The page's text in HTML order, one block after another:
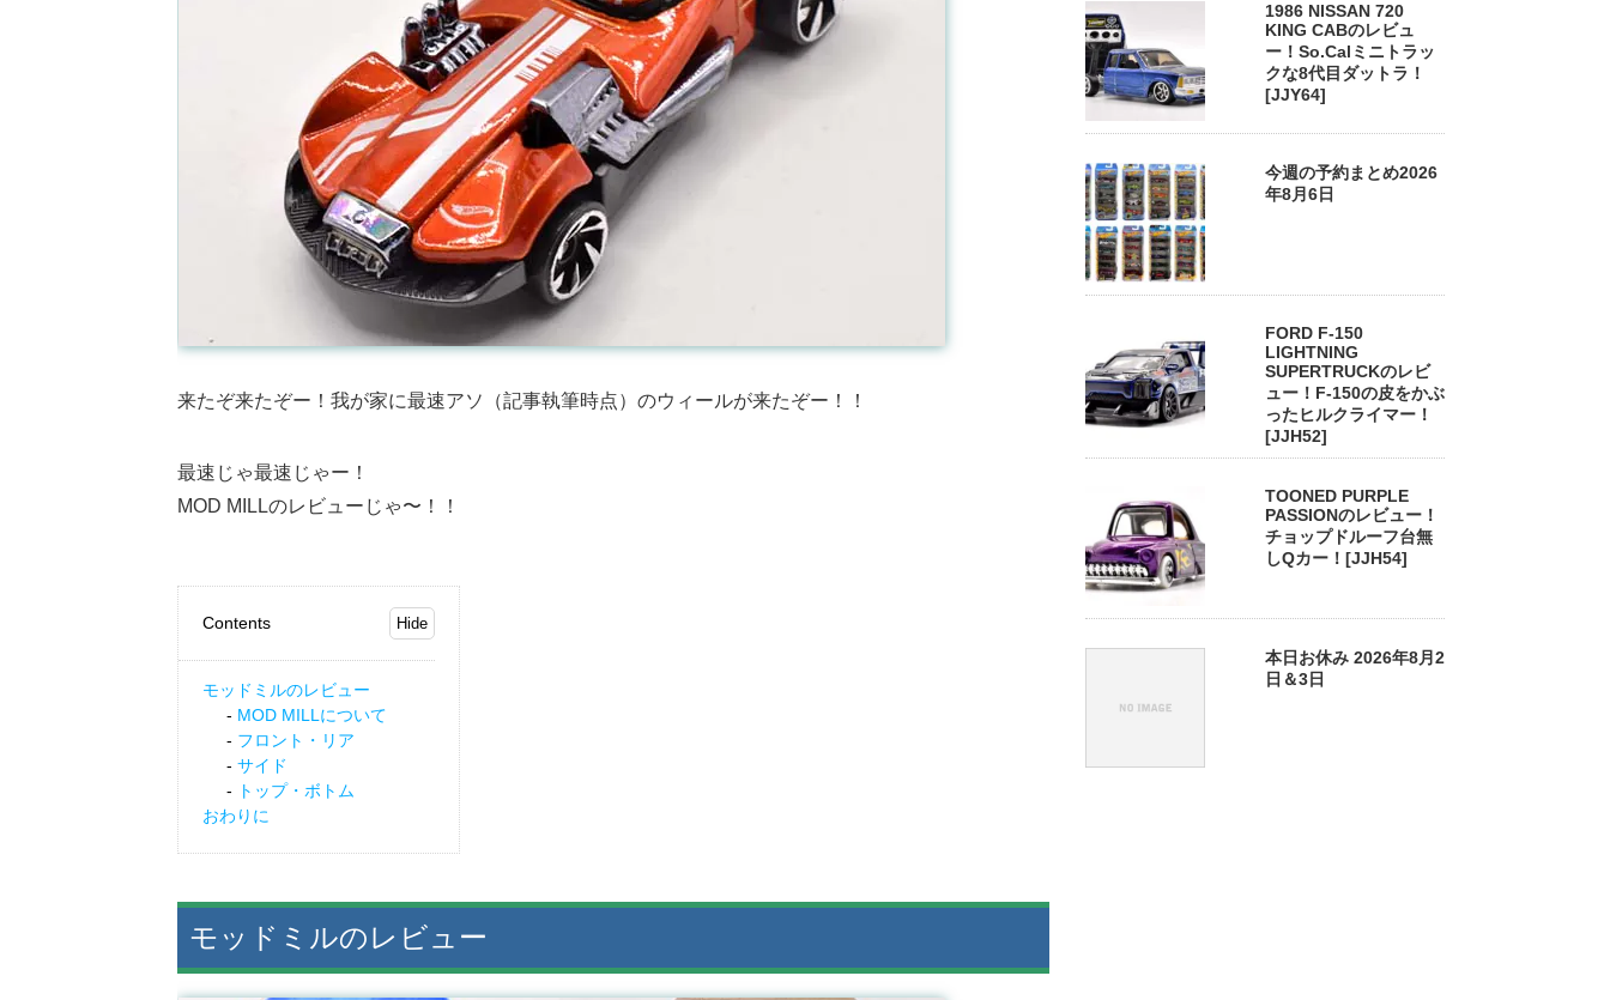
来たぞ来たぞー！我が家に最速アソ（記事執筆時点）のウィールが来たぞー！！
最速じゃ最速じゃー！
MOD MILLのレビューじゃ〜！！
Contents
モッドミルのレビュー
MOD MILLについて
フロント・リア
サイド
トップ・ボトム
おわりに
モッドミルのレビュー
1986 NISSAN 720
KING CABのレビュ
ー！So.Calミニトラッ
クな8代目ダットラ！
[JJY64]
今週の予約まとめ2026
年8月6日
FORD F-150
LIGHTNING
SUPERTRUCKのレビ
ュー！F-150の皮をかぶ
ったヒルクライマー！
[JJH52]
TOONED PURPLE
PASSIONのレビュー！
チョップドルーフ台無
しQカー！[JJH54]
本日お休み 2026年8月2
日＆3日